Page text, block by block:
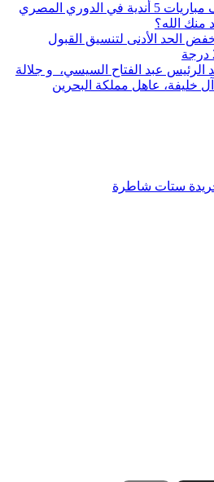
الدوري المصري
منك الله؟
الحد الأدنى لتنسيق القبول
الرئيس عبد الفتاح السيسي، و جلالة
خليفة، عاهل مملكة البحرين